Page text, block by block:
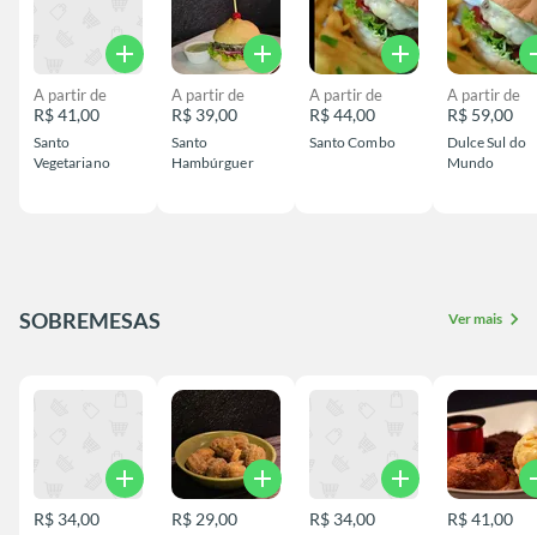
Santo
Vegetariano
A partir de
R$ 41,00
add
Santo
Hambúrguer
A partir de
R$ 39,00
add
Santo Combo
A partir de
R$ 44,00
add
Dulce Sul do
Mundo
A partir de
R$ 59,00
SOBREMESAS Ver mais chevron_right
R$ 34,00
add
R$ 29,00
add
R$ 34,00
add
R$ 41,00